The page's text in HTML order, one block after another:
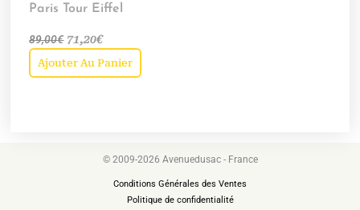
Paris Tour Eiffel
89,00€ 71,20€
Ajouter Au Panier
© 2009-2026 Avenuedusac - France
Conditions Générales des Ventes
Politique de confidentialité